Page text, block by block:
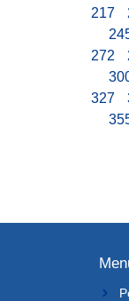
217
272
327